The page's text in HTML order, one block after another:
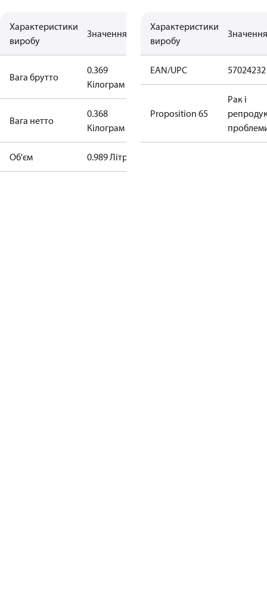
Характеристики
виробу
Значення
Вага брутто
0.369
Кілограм
Bага нетто
0.368
Кілограм
Об'єм 0.989 Літр
Характеристики
виробу
Значення
EAN/UPC
Proposition 65
Рак і